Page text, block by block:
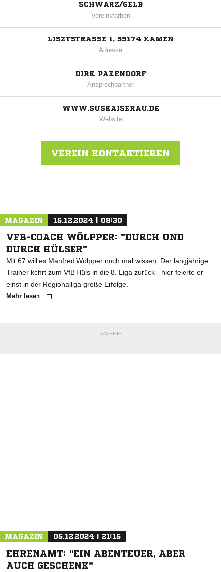
SCHWARZ/GELB
Vereinsfarben
LISZTSTRASSE 1, 59174 KAMEN
Adresse
DIRK PAKENDORF
Ansprechpartner
WWW.SUSKAISERAU.DE
Website
VEREIN KONTAKTIEREN
MAGAZIN 15.12.2024 | 08:30
VFB-COACH WÖLPPER: "DURCH UND
DURCH HÜLSER"
Mit 67 will es Manfred Wölpper noch mal wissen. Der langjährige
Trainer kehrt zum VfB Hüls in die 8. Liga zurück - hier feierte er
einst in der Regionalliga große Erfolge.
Mehr lesen
ANZEIGE
MAGAZIN 05.12.2024 | 21:15
EHRENAMT: "EIN ABENTEUER, ABER
AUCH GESCHENK"